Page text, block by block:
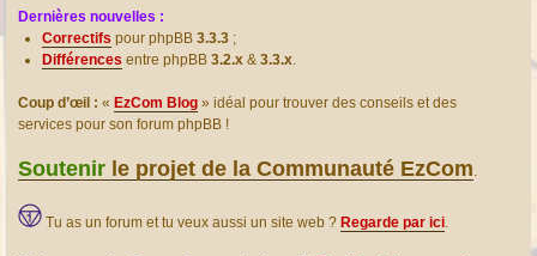
Dernières nouvelles :
Correctifs pour phpBB 3.3.3 ;
Différences entre phpBB 3.2.x & 3.3.x.
Coup d’œil : « EzCom Blog » idéal pour trouver des conseils et des
services pour son forum phpBB !
Soutenir le projet de la Communauté EzCom.
Tu as un forum et tu veux aussi un site web ? Regarde par ici.